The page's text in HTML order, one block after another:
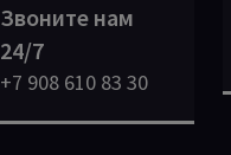
Звоните нам
24/7
+7 908 610 83 30